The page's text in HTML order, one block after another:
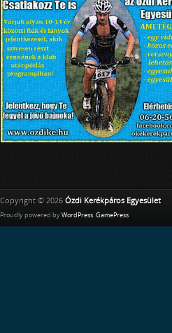
Copyright © 2026 Ózdi Kerékpáros Egyesület
Proudly powered by WordPress. GamePress